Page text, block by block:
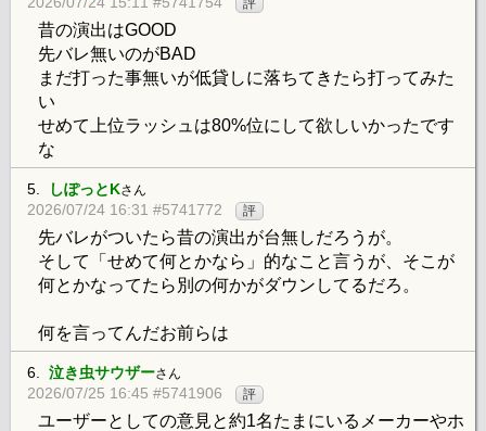
昔の演出はGOOD
先バレ無いのがBAD
まだ打った事無いが低貸しに落ちてきたら打ってみた
い
せめて上位ラッシュは80%位にして欲しいかったです
な
5. しぽっとKさん
2026/07/24 16:31 #5741772 評
先バレがついたら昔の演出が台無しだろうが。
そして「せめて何とかなら」的なこと言うが、そこが
何とかなってたら別の何かがダウンしてるだろ。
何を言ってんだお前らは
6. 泣き虫サウザーさん
2026/07/25 16:45 #5741906 評
ユーザーとしての意見と約1名たまにいるメーカーやホ